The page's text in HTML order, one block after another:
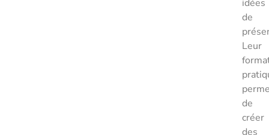
idées
de
Leur
de
créer
des